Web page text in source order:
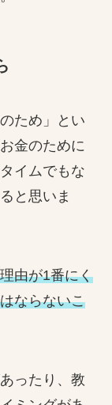
ため」とい
金のために
イムでもな
と思いま
由が1番にく
ならないこ
ったり、教